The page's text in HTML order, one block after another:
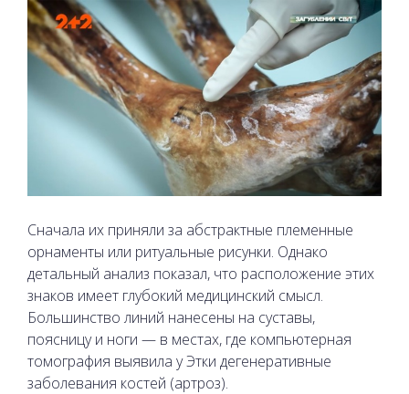
Сначала их приняли за абстрактные племенные
орнаменты или ритуальные рисунки. Однако
детальный анализ показал, что расположение этих
знаков имеет глубокий медицинский смысл.
Большинство линий нанесены на суставы,
поясницу и ноги — в местах, где компьютерная
томография выявила у Этки дегенеративные
заболевания костей (артроз).